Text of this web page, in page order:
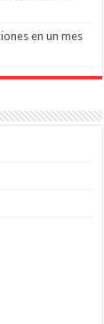
en un mes